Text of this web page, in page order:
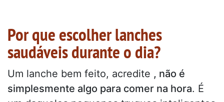
Por que escolher lanches
saudáveis durante o dia?
Um lanche bem feito, acredite , não é
simplesmente algo para comer na hora. É